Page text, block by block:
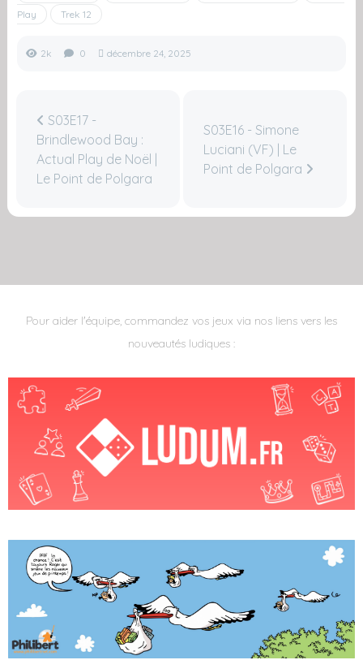
Play
Trek 12
2k 0 décembre 24, 2025
S03E17 -
Brindlewood Bay :
Actual Play de Noël |
Le Point de Polgara
S03E16 - Simone
Luciani (VF) | Le
Point de Polgara
Pour aider l'équipe, commandez vos jeux via nos liens vers les
nouveautés ludiques :